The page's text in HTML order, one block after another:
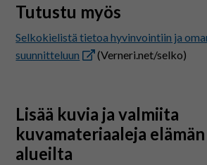
Tutustu myös
Selkokielistä tietoa hyvinvointiin ja
suunnitteluun
(Verneri.net/selko)
Lisää kuvia ja valmiita
kuvamateriaaleja
alueilta